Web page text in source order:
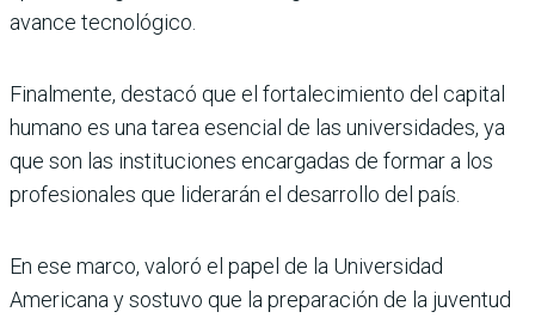
avance tecnológico.
Finalmente, destacó que el fortalecimiento del capital
humano es una tarea esencial de las universidades, ya
que son las instituciones encargadas de formar a los
profesionales que liderarán el desarrollo del país.
En ese marco, valoró el papel de la Universidad
Americana y sostuvo que la preparación de la juventud